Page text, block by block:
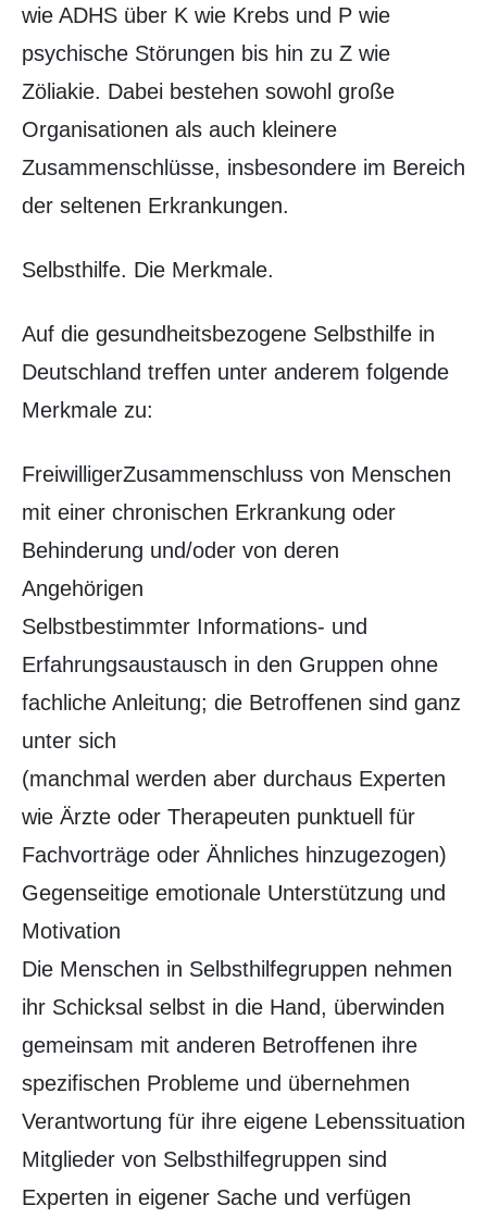
wie ADHS über K wie Krebs und P wie
psychische Störungen bis hin zu Z wie
Zöliakie. Dabei bestehen sowohl große
Organisationen als auch kleinere
Zusammenschlüsse, insbesondere im Bereich
der seltenen Erkrankungen.
Selbsthilfe. Die Merkmale.
Auf die gesundheitsbezogene Selbsthilfe in
Deutschland treffen unter anderem folgende
Merkmale zu:
FreiwilligerZusammenschluss von Menschen
mit einer chronischen Erkrankung oder
Behinderung und/oder von deren
Angehörigen
Selbstbestimmter Informations- und
Erfahrungsaustausch in den Gruppen ohne
fachliche Anleitung; die Betroffenen sind ganz
unter sich
(manchmal werden aber durchaus Experten
wie Ärzte oder Therapeuten punktuell für
Fachvorträge oder Ähnliches hinzugezogen)
Gegenseitige emotionale Unterstützung und
Motivation
Die Menschen in Selbsthilfegruppen nehmen
ihr Schicksal selbst in die Hand, überwinden
gemeinsam mit anderen Betroffenen ihre
spezifischen Probleme und übernehmen
Verantwortung für ihre eigene Lebenssituation
Mitglieder von Selbsthilfegruppen sind
Experten in eigener Sache und verfügen